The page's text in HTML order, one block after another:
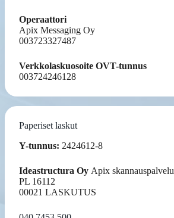
Operaattori
Apix Messaging Oy
003723327487
Verkkolaskuosoite OVT-tunnus
003724246128
Paperiset laskut
Y-tunnus: 2424612-8
Ideastructura Oy Apix skannauspalvelu
PL 16112
00021 LASKUTUS